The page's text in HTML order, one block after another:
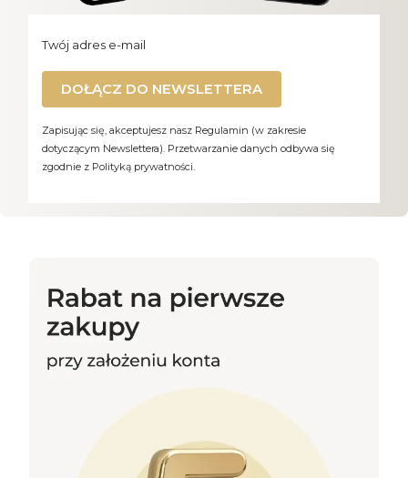
Twój adres e-mail
DOŁĄCZ DO NEWSLETTERA
Zapisując się, akceptujesz nasz Regulamin (w zakresie
dotyczącym Newslettera). Przetwarzanie danych odbywa się
zgodnie z Polityką prywatności.